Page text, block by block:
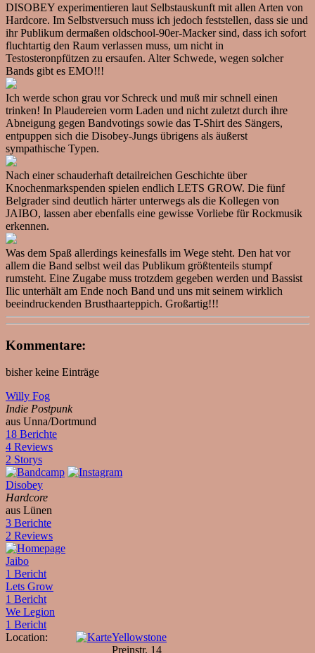
DISOBEY experimentieren laut Selbstauskunft mit allen Arten von
Hardcore. Im Selbstversuch muss ich jedoch feststellen, dass sie und
ihr Publikum dermaßen oldschool-90er-Macker sind, dass ich sofort
fluchtartig den Raum verlassen muss, um nicht in
Testosteronpfützen zu ersaufen. Alter Schwede, wegen solcher
Bands gibt es EMO!!!
Ich werde schon grau vor Schreck und muß mir schnell einen
trinken! In Plaudereien vorm Laden und nicht zuletzt durch ihre
Abneigung gegen Bandvotings sowie das T-Shirt des Sängers,
entpuppen sich die Disobey-Jungs übrigens als äußerst
sympathische Typen.
Nach einer schauderhaft detailreichen Geschichte über
Knochenmarkspenden spielen endlich LETS GROW. Die fünf
Belgrader sind deutlich härter unterwegs als die Kollegen von
JAIBO, lassen aber ebenfalls eine gewisse Vorliebe für Rockmusik
erkennen.
Was dem Spaß allerdings keinesfalls im Wege steht. Den hat vor
allem die Band selbst weil das Publikum größtenteils stumpf
rumsteht. Eine Zugabe muss trotzdem gegeben werden und Bassist
Ilic unterhält am Ende noch Band und uns mit seinem wirklich
beeindruckenden Brusthaarteppich. Großartig!!!
Kommentare:
bisher keine Einträge
Willy Fog
Indie Postpunk
aus Unna/Dortmund
18 Berichte
4 Reviews
2 Storys
Disobey
Hardcore
aus Lünen
3 Berichte
2 Reviews
Jaibo
1 Bericht
Lets Grow
1 Bericht
We Legion
1 Bericht
Location:
Yellowstone
Preinstr. 14